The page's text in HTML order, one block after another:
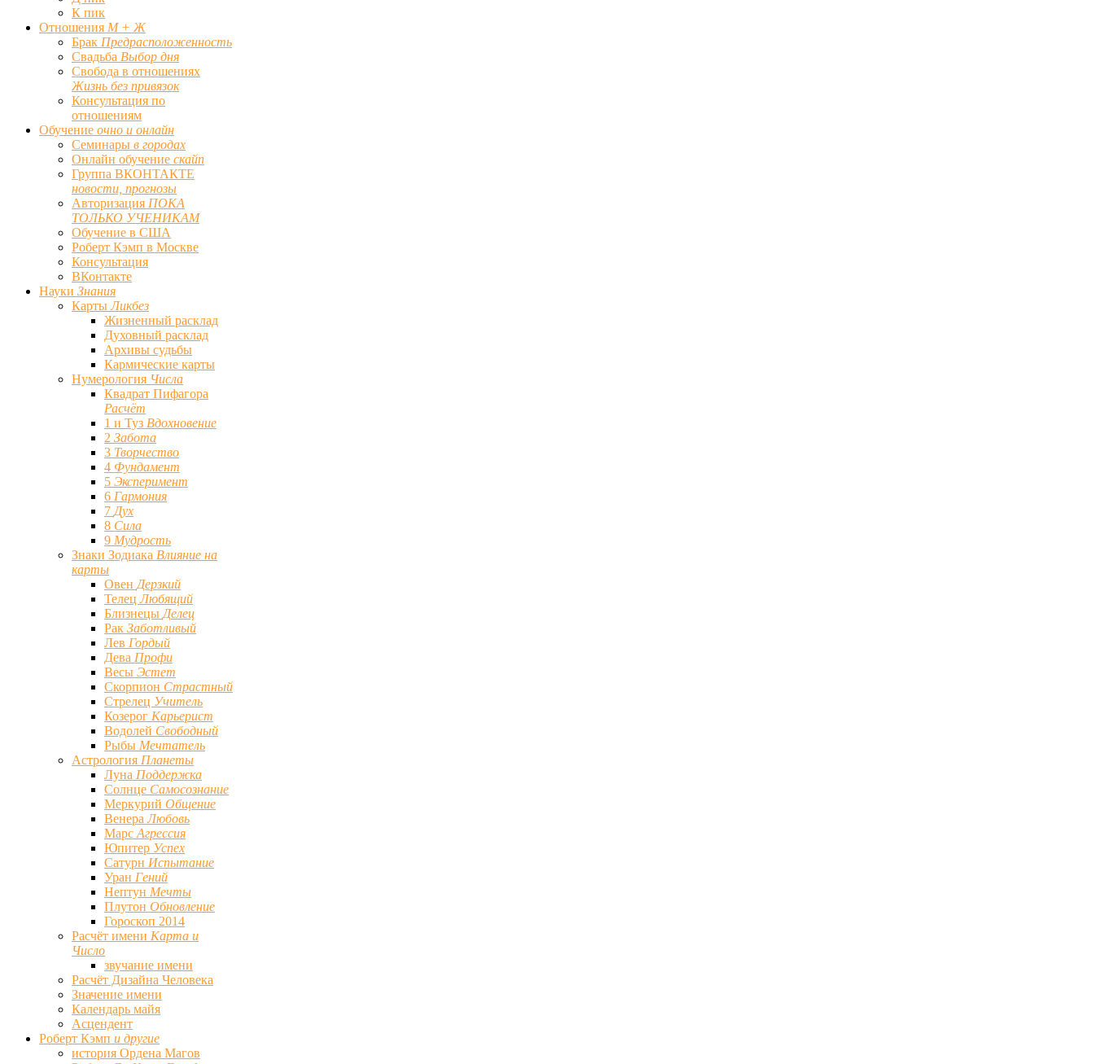
К пик
Отношения М + Ж
Брак Предрасположенность
Свадьба Выбор дня
Свобода в отношениях
Жизнь без привязок
Консультация по
отношениям
Обучение очно и онлайн
Семинары в городах
Онлайн обучение скайп
Группа ВКОНТАКТЕ
новости, прогнозы
Авторизация ПОКА
ТОЛЬКО УЧЕНИКАМ
Обучение в США
Роберт Кэмп в Москве
Консультация
ВКонтакте
Науки Знания
КартыЛикбез
Жизненный расклад
Духовный расклад
Архивы судьбы
Кармические карты
Нумерология Числа
Квадрат Пифагора
Расчёт
1 и Туз Вдохновение
2 Забота
3 Творчество
4 Фундамент
5 Эксперимент
6 Гармония
7 Дух
8 Сила
9 Мудрость
Знаки Зодиака Влияние на
карты
Овен Дерзкий
ТелецЛюбящий
Близнецы Делец
Рак Заботливый
Лев Гордый
Дева Профи
Весы Эстет
Скорпион Страстный
Стрелец Учитель
Козерог Карьерист
Водолей Свободный
Рыбы Мечтатель
Астрология Планеты
Луна Поддержка
Солнце Самосознание
Меркурий Общение
ВенераЛюбовь
Марс Агрессия
Юпитер Успех
Сатурн Испытание
Уран Гений
Нептун Мечты
Плутон Обновление
Гороскоп 2014
Расчёт имени Карта и
Число
звучание имени
Расчёт Дизайна Человека
Значение имени
Календарь майя
Асцендент
Роберт Кэмп и другие
история Ордена Магов